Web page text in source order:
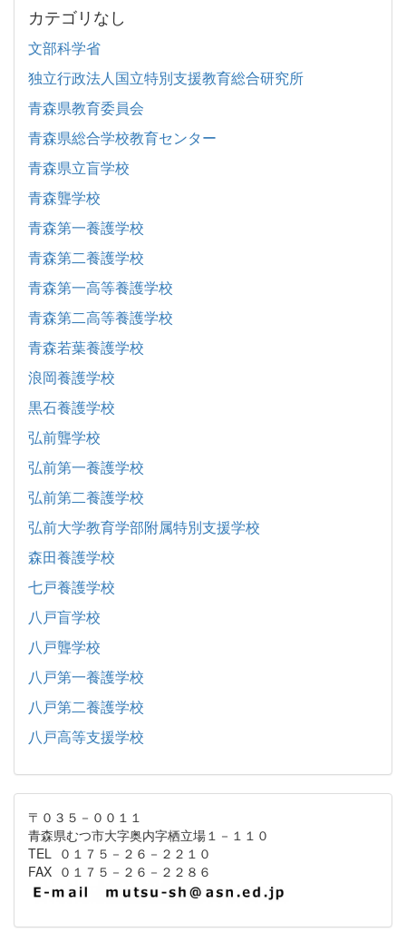
カテゴリなし
文部科学省
独立行政法人国立特別支援教育総合研究所
青森県教育委員会
青森県総合学校教育センター
青森県立盲学校
青森聾学校
青森第一養護学校
青森第二養護学校
青森第一高等養護学校
青森第二高等養護学校
青森若葉養護学校
浪岡養護学校
黒石養護学校
弘前聾学校
弘前第一養護学校
弘前第二養護学校
弘前大学教育学部附属特別支援学校
森田養護学校
七戸養護学校
八戸盲学校
八戸聾学校
八戸第一養護学校
八戸第二養護学校
八戸高等支援学校
〒０３５－００１１
青森県むつ市大字奥内字栖立場１－１１０
TEL ０１７５－２６－２２１０
FAX ０１７５－２６－２２８６